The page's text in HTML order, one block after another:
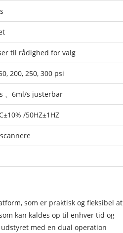
til rådighed for valg
200, 250, 300 psi
、6ml/s justerbar
/50HZ±1HZ
som er praktisk og fleksibel at
kan kaldes op til enhver tid og
med en dual operation